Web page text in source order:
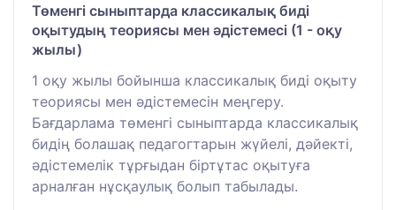
Төменгі сыныптарда классикалық биді
оқытудың теориясы мен әдістемесі (1 - оқу
жылы)
1 оқу жылы бойынша классикалық биді оқыту
теориясы мен әдістемесін меңгеру.
Бағдарлама төменгі сыныптарда классикалық
бидің болашақ педагогтарын жүйелі, дәйекті,
әдістемелік тұрғыдан біртұтас оқытуға
арналған нұсқаулық болып табылады.